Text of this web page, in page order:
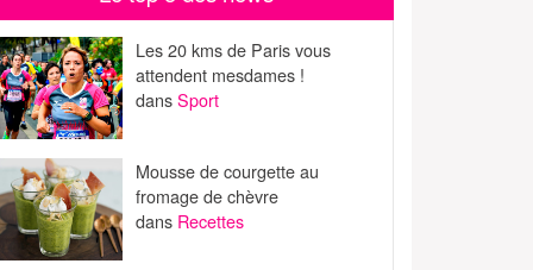
Les 20 kms de Paris vous
attendent mesdames !
dansSport
Mousse de courgette au
fromage de chèvre
dans Recettes